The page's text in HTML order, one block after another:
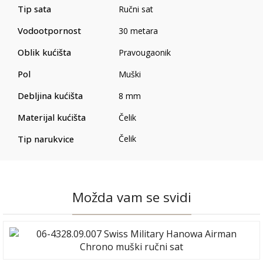
Tip sata Ručni sat
Vodootpornost 30 metara
Oblik kućišta Pravougaonik
Pol Muški
Debljina kućišta 8 mm
Materijal kućišta Čelik
Tip narukvice Čelik
Možda vam se svidi